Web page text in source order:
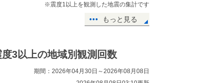
※震度1以上を観測した地震の集計です
もっと見る
度3以上の地域別観測回数
期間：2026年04月30日～2026年08月08日